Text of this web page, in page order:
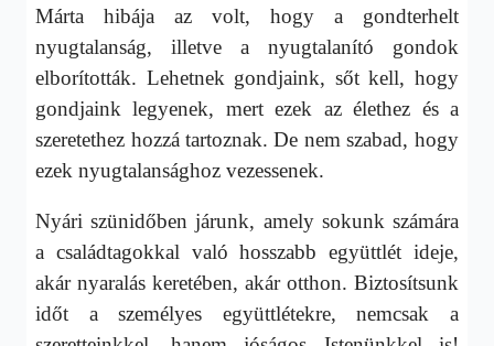
Márta hibája az volt, hogy a gondterhelt
nyugtalanság, illetve a nyugtalanító gondok
elborították. Lehetnek gondjaink, sőt kell, hogy
gondjaink legyenek, mert ezek az élethez és a
szeretethez hozzá tartoznak. De nem szabad, hogy
ezek nyugtalansághoz vezessenek.
Nyári szünidőben járunk, amely sokunk számára
a családtagokkal való hosszabb együttlét ideje,
akár nyaralás keretében, akár otthon. Biztosítsunk
időt a személyes együttlétekre, nemcsak a